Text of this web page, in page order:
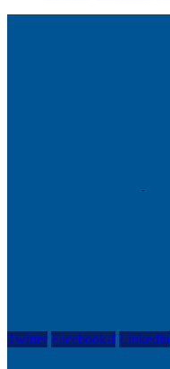
Twitter Facebook-f Linkedin